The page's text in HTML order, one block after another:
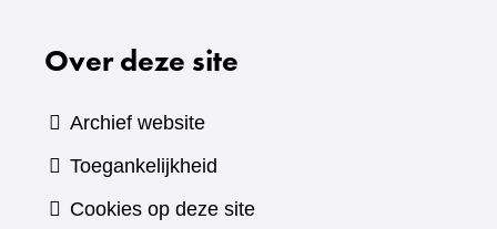
Over deze site
Archief website
Toegankelijkheid
Cookies op deze site